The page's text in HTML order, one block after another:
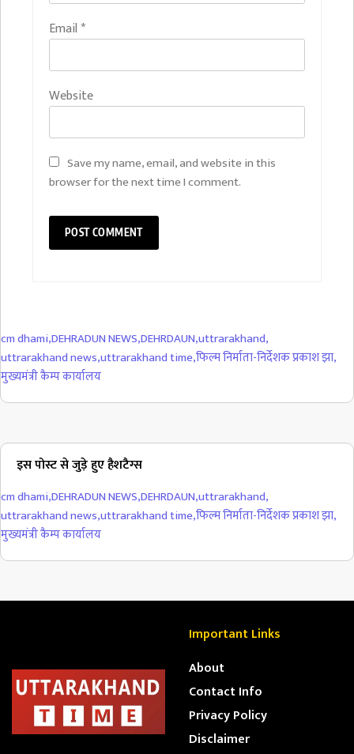
Email *
Website
Save my name, email, and website in this
browser for the next time I comment.
cm dhami,DEHRADUN NEWS,DEHRDAUN,uttrarakhand,
uttrarakhand news,uttrarakhand time,फिल्म निर्माता-निर्देशक प्रकाश झा,
मुख्यमंत्री कैम्प कार्यालय
इस पोस्ट से जुड़े हुए हैशटैग्स
cm dhami,DEHRADUN NEWS,DEHRDAUN,uttrarakhand,
uttrarakhand news,uttrarakhand time,फिल्म निर्माता-निर्देशक प्रकाश झा,
मुख्यमंत्री कैम्प कार्यालय
Important Links
About
Contact Info
Privacy Policy
Disclaimer